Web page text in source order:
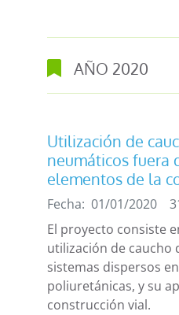
AÑO 2020
Utilización de
neumáticos fuera
elementos de la
Fecha: 01/01/2020
El proyecto consiste
utilización de caucho
sistemas dispersos
poliuretánicas, y su
construcción vial.